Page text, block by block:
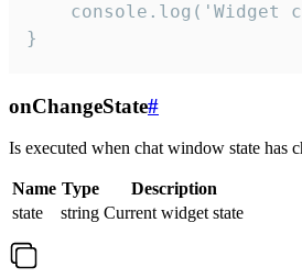
console.log('Widget
}
onChangeState#
Is executed when chat window state has
Name Type
Description
state
string Current widget state